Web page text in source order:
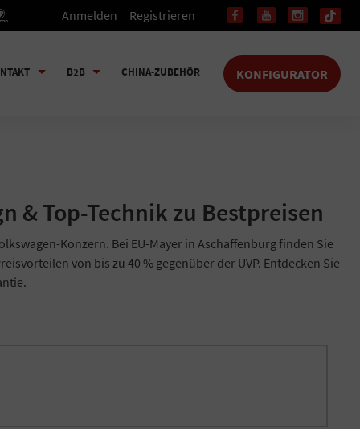
Anmelden Registrieren
B2B CHINA-ZUBEHÖR KONFIGURATOR
& Top-Technik zu Bestpreisen
Konzern. Bei EU-Mayer in Aschaffenburg finden Sie
von bis zu 40 % gegenüber der UVP. Entdecken Sie